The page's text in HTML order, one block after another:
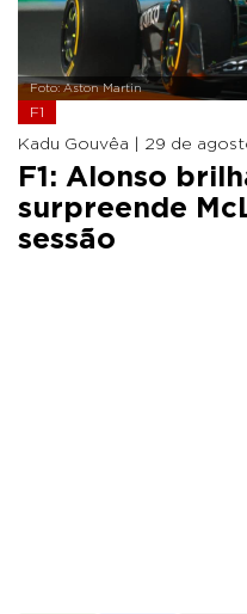
Foto: Aston Martin
F1
Kadu Gouvêa | 29 de
F1: Alonso
surpreende
sessão